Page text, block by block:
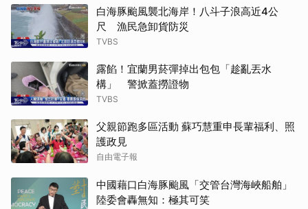
白海豚颱風襲北海岸！八斗子浪高近4公
尺 漁民急卸貨防災
TVBS
露餡！宜蘭男菸彈掉出包包「趁亂丟水
構」 警掀蓋撈證物
TVBS
父親節跑多區活動 蘇巧慧重申長輩福利、照
護政見
自由電子報
中國藉口白海豚颱風「交管台灣海峽船舶」
陸委會轟無知：極其可笑